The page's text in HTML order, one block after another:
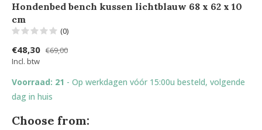
Hondenbed bench kussen lichtblauw 68 x 62 x 10
cm
(0)
€48,30 €69,00
Incl. btw
Voorraad: 21 - Op werkdagen vóór 15:00u besteld, volgende
dag in huis
Choose from: